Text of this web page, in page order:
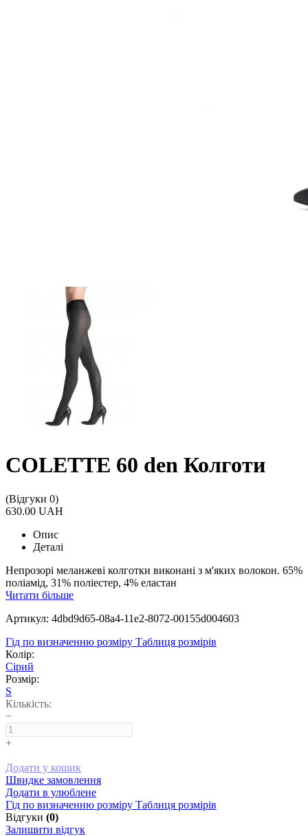
COLETTE 60 den Колготи
(Відгуки 0)
630.00 UAH
Опис
Деталі
Непрозорі меланжеві колготки виконані з м'яких волокон. 65%
поліамід, 31% поліестер, 4% еластан
Читати більше
Артикул: 4dbd9d65-08a4-11e2-8072-00155d004603
Гід по визначенню розміру Таблиця розмірів
Колір:
Сірий
Розмір:
S
Кількість:
−
+
Додати у кошик
Швидке замовлення
Додати в улюблене
Гід по визначенню розміру Таблиця розмірів
Відгуки (0)
Залишити відгук